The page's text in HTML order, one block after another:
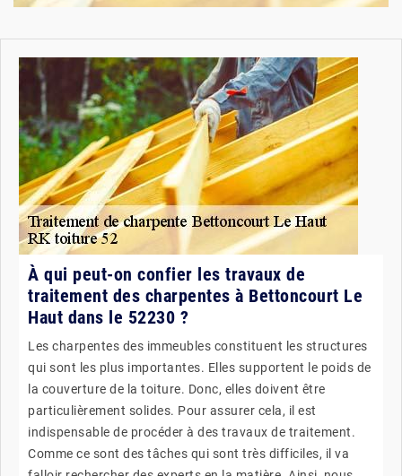
À qui peut-on confier les travaux de
traitement des charpentes à Bettoncourt Le
Haut dans le 52230 ?
Les charpentes des immeubles constituent les structures
qui sont les plus importantes. Elles supportent le poids de
la couverture de la toiture. Donc, elles doivent être
particulièrement solides. Pour assurer cela, il est
indispensable de procéder à des travaux de traitement.
Comme ce sont des tâches qui sont très difficiles, il va